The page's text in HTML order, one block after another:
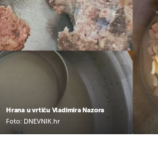
Hrana u vrtiću Vladimira Nazora
Foto: DNEVNIK.hr